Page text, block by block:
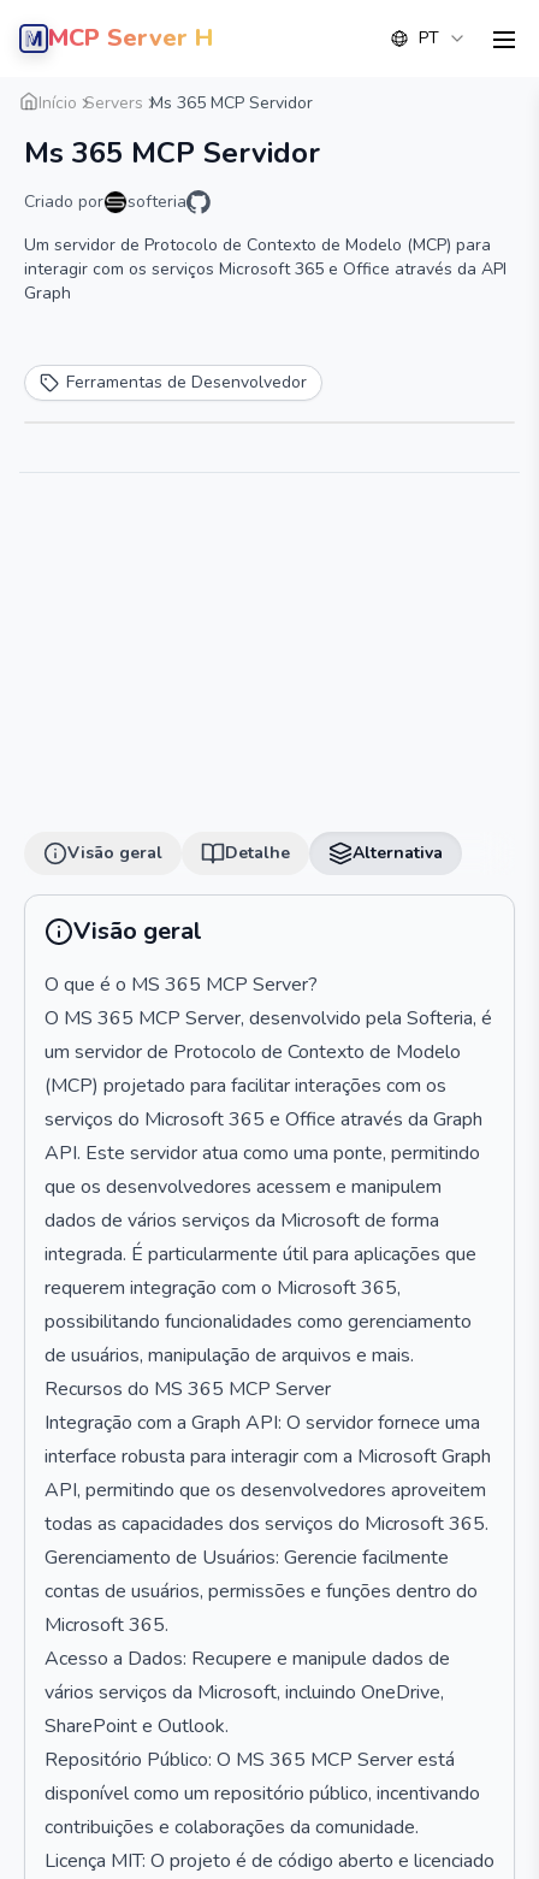
MCP Server Hub PT
Início Servers Ms 365 MCP Servidor
Ms 365 MCP Servidor
Criado por
softeria
Um servidor de Protocolo de Contexto de Modelo (MCP) para
interagir com os serviços Microsoft 365 e Office através da API
Graph
Ferramentas de Desenvolvedor
Visão geral Detalhe
Visão geral Detalhe Alternativa
Visão geral
O que é o MS 365 MCP Server?
O MS 365 MCP Server, desenvolvido pela Softeria, é
um servidor de Protocolo de Contexto de Modelo
(MCP) projetado para facilitar interações com os
serviços do Microsoft 365 e Office através da Graph
API. Este servidor atua como uma ponte, permitindo
que os desenvolvedores acessem e manipulem
dados de vários serviços da Microsoft de forma
integrada. É particularmente útil para aplicações que
requerem integração com o Microsoft 365,
possibilitando funcionalidades como gerenciamento
de usuários, manipulação de arquivos e mais.
Recursos do MS 365 MCP Server
Integração com a Graph API: O servidor fornece uma
interface robusta para interagir com a Microsoft Graph
API, permitindo que os desenvolvedores aproveitem
todas as capacidades dos serviços do Microsoft 365.
Gerenciamento de Usuários: Gerencie facilmente
contas de usuários, permissões e funções dentro do
Microsoft 365.
Acesso a Dados: Recupere e manipule dados de
vários serviços da Microsoft, incluindo OneDrive,
SharePoint e Outlook.
Repositório Público: O MS 365 MCP Server está
disponível como um repositório público, incentivando
contribuições e colaborações da comunidade.
Licença MIT: O projeto é de código aberto e licenciado